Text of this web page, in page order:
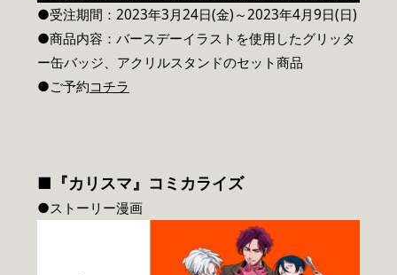
●受注期間：2023年3月24日(金)～2023年4月9日(日)
●商品内容：バースデーイラストを使用したグリッタ
ー缶バッジ、アクリルスタンドのセット商品
●ご予約コチラ
■『カリスマ』コミカライズ
●ストーリー漫画